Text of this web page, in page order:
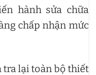
hành sửa chữa
chấp nhận mức
tra lại toàn bộ thiết